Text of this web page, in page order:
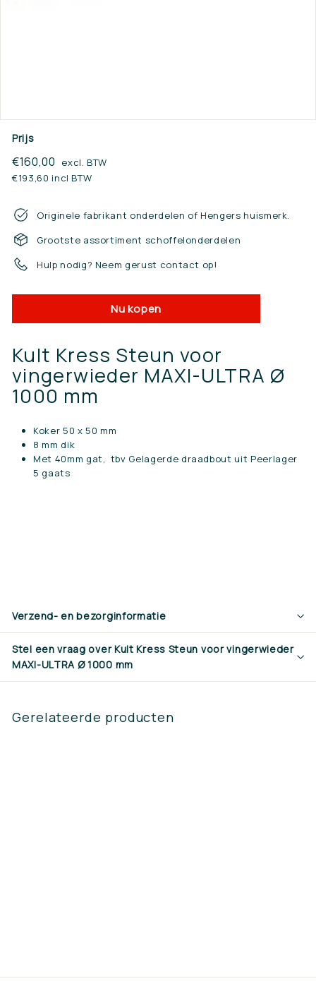
Prijs
Reguliere
prijs
€160,00 €160,00
excl. BTW
€193,60 incl BTW
Originele fabrikant onderdelen of Hengers huismerk.
Grootste assortiment schoffelonderdelen
Hulp nodig? Neem gerust contact op!
Nu kopen
Kult Kress Steun voor
vingerwieder MAXI-ULTRA Ø
1000 mm
Koker 50 x 50 mm
8 mm dik
Met 40mm gat, tbv Gelagerde draadbout uit Peerlager
5 gaats
Verzend- en bezorginformatie
Stel een vraag over Kult Kress Steun voor vingerwieder
MAXI-ULTRA Ø 1000 mm
Gerelateerde producten
0